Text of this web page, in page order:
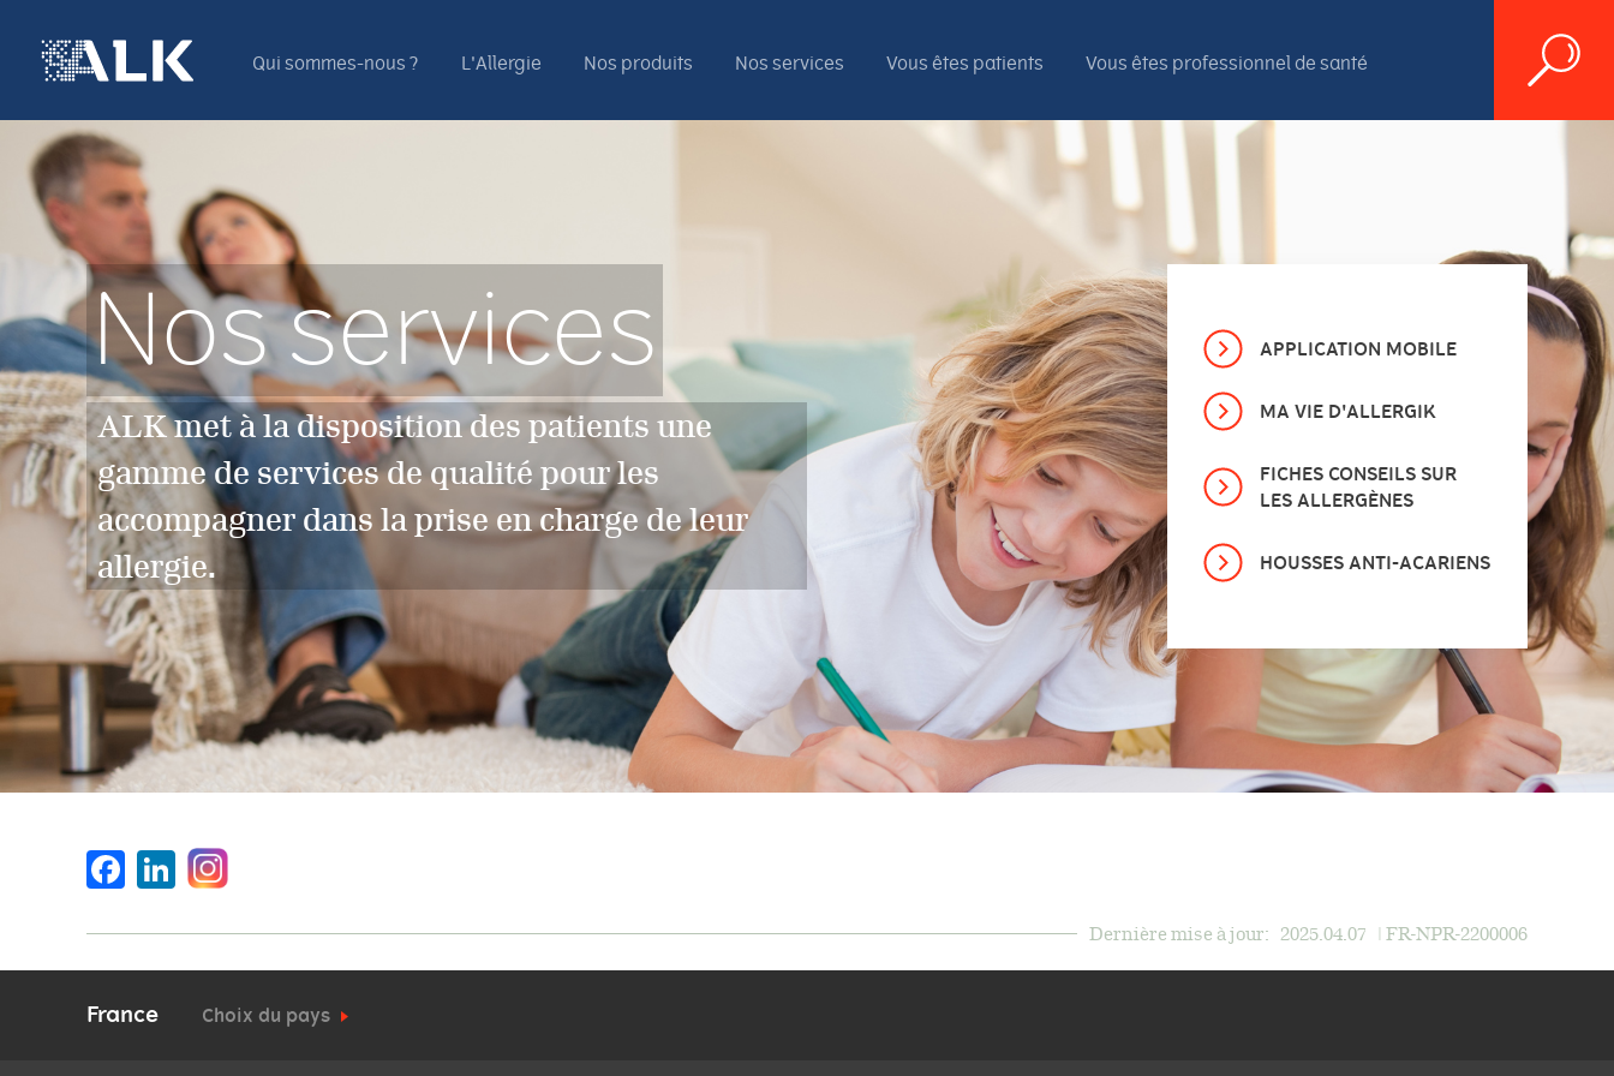
Qui sommes-nous ? L'Allergie Nos produits Nos services Vous êtes patients Vous êtes professionnel de santé
Nos services
ALK met à la disposition des patients une
gamme de services de qualité pour les
accompagner dans la prise en charge de leur
allergie.
APPLICATION MOBILE
MA VIE D'ALLERGIK
FICHES CONSEILS SUR
LES ALLERGÈNES
HOUSSES ANTI-ACARIENS
Facebook
LinkedIn
Dernière mise à jour: 2025.04.07 | FR-NPR-2200006
France Choix du pays